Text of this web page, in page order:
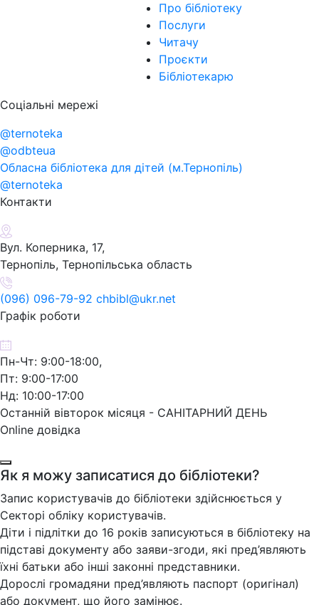
Про бібліотеку
Послуги
Читачу
Проєкти
Бібліотекарю
Соціальні мережі
@ternoteka
@odbteua
Обласна бібліотека для дітей (м.Тернопіль)
@ternoteka
Контакти
Вул. Коперника, 17,
Тернопіль, Тернопільська область
(096) 096-79-92 chbibl@ukr.net
Графік роботи
Пн-Чт: 9:00-18:00,
Пт: 9:00-17:00
Нд: 10:00-17:00
Останній вівторок місяця - САНІТАРНИЙ ДЕНЬ
Online довідка
Як я можу записатися до бібліотеки?
Запис користувачів до бібліотеки здійснюється у
Секторі обліку користувачів.
Діти і підлітки до 16 років записуються в бібліотеку на
підставі документу або заяви-згоди, які пред’являють
їхні батьки або інші законні представники.
Дорослі громадяни пред’являють паспорт (оригінал)
або документ, що його замінює.